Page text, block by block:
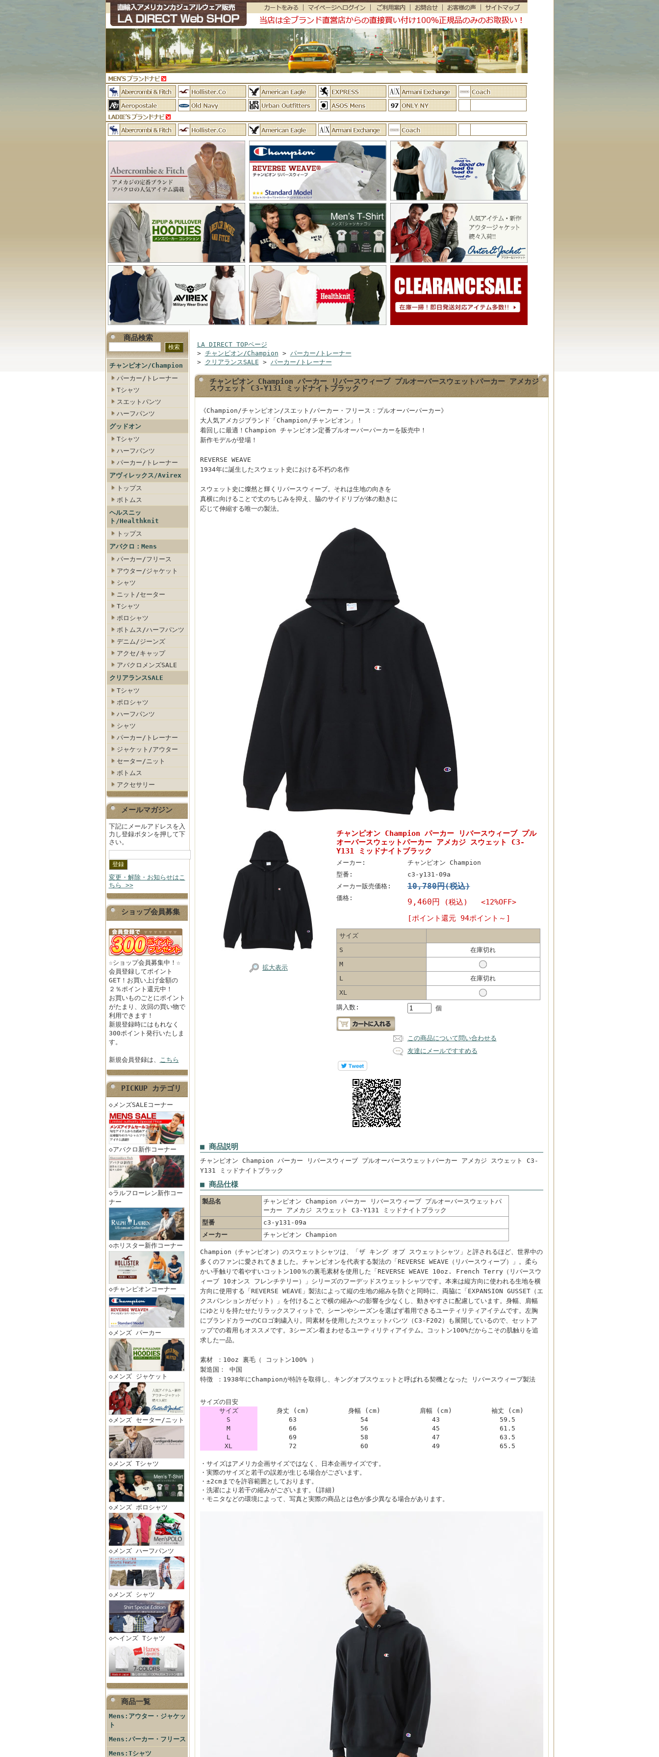
商品検索
チャンピオン/Champion
パーカー/トレーナー
Tシャツ
スエットパンツ
ハーフパンツ
グッドオン
Tシャツ
ハーフパンツ
パーカー/トレーナー
アヴィレックス/Avirex
トップス
ボトムス
ヘルスニッ
ト/Healthknit
トップス
アバクロ：Mens
パーカー/フリース
アウター/ジャケット
シャツ
ニット/セーター
Tシャツ
ポロシャツ
ボトムス/ハーフパンツ
デニム/ジーンズ
アクセ/キャップ
アバクロメンズSALE
クリアランスSALE
Tシャツ
ポロシャツ
ハーフパンツ
シャツ
パーカー/トレーナー
ジャケット/アウター
セーター/ニット
ボトムス
アクセサリー
メールマガジン
下記にメールアドレスを入
力し登録ボタンを押して下
さい。
変更・解除・お知らせはこ
ちら >>
ショップ会員募集
☆ショップ会員募集中！☆
会員登録してポイント
GET！お買い上げ金額の
２％ポイント還元中！
お買いものごとにポイント
がたまり、次回の買い物で
利用できます！
新規登録時にはもれなく
300ポイント発行いたしま
す。
新規会員登録は、 こちら
PICKUP カテゴリ
◇メンズSALEコーナー
◇アバクロ新作コーナー
◇ラルフローレン新作コー
ナー
◇ホリスター新作コーナー
◇チャンピオンコーナー
◇メンズ パーカー
◇メンズ ジャケット
◇メンズ セーター/ニット
◇メンズ Tシャツ
◇メンズ ポロシャツ
◇メンズ ハーフパンツ
◇メンズ シャツ
◇ヘインズ Tシャツ
商品一覧
Mens:アウター・ジャケッ
ト
Mens:パーカー・フリース
Mens:Tシャツ
LA DIRECT TOPページ
> チャンピオン/Champion > パーカー/トレーナー
> クリアランスSALE > パーカー/トレーナー
チャンピオン Champion パーカー リバースウィーブ プルオーバースウェットパーカー アメカジ
スウェット C3-Y131 ミッドナイトブラック
《Champion/チャンピオン/スエット/パーカー・フリース：プルオーバーパーカー》
大人気アメカジブランド「Champion/チャンピオン」！
着回しに最適！Champion チャンピオン定番プルオーバーパーカーを販売中！
新作モデルが登場！
REVERSE WEAVE
1934年に誕生したスウェット史における不朽の名作
スウェット史に燦然と輝くリバースウィーブ。それは生地の向きを
真横に向けることで丈のちじみを抑え、脇のサイドリブが体の動きに
応じて伸縮する唯一の製法。
拡大表示
チャンピオン Champion パーカー リバースウィーブ プル
オーバースウェットパーカー アメカジ スウェット C3-
Y131 ミッドナイトブラック
メーカー:
チャンピオン Champion
型番:
c3-y131-09a
メーカー販売価格:
10,780円(税込)
価格: 9,460円 (税込) <12%OFF>
[ポイント還元 94ポイント～]
サイズ
S
在庫切れ
M
L
在庫切れ
XL
購入数:
個
この商品について問い合わせる
友達にメールですすめる
■ 商品説明
チャンピオン Champion パーカー リバースウィーブ プルオーバースウェットパーカー アメカジ スウェット C3-
Y131 ミッドナイトブラック
■ 商品仕様
製品名
チャンピオン Champion パーカー リバースウィーブ プルオーバースウェットパ
ーカー アメカジ スウェット C3-Y131 ミッドナイトブラック
型番
c3-y131-09a
メーカー
チャンピオン Champion
Champion（チャンピオン）のスウェットシャツは、「ザ キング オブ スウェットシャツ」と評されるほど、世界中の
多くのファンに愛されてきました。チャンピオンを代表する製法の「REVERSE WEAVE（リバースウィーブ）」。柔ら
かい手触りで着やすいコットン100％の裏毛素材を使用した「REVERSE WEAVE 10oz. French Terry（リバースウ
ィーブ 10オンス フレンチテリー）」シリーズのフーデッドスウェットシャツです。本来は縦方向に使われる生地を横
方向に使用する「REVERSE WEAVE」製法によって縦の生地の縮みを防ぐと同時に、両脇に「EXPANSION GUSSET（エ
クスパンションガゼット）」を付けることで横の縮みへの影響を少なくし、動きやすさに配慮しています。身幅、肩幅
にゆとりを持たせたリラックスフィットで、シーンやシーズンを選ばず着用できるユーティリティアイテムです。左胸
にブランドカラーのCロゴ刺繍入り。同素材を使用したスウェットパンツ（C3-F202）も展開しているので、セットア
ップでの着用もオススメです。3シーズン着まわせるユーティリティアイテム。コットン100%だからこその肌触りを追
求した一品。
素材 ：10oz 裏毛（ コットン100% ）
製造国： 中国
特徴 ：1938年にChampionが特許を取得し、キングオブスウェットと呼ばれる契機となった リバースウィーブ製法
サイズの目安
サイズ
身丈 (cm) 身幅 (cm) 肩幅 (cm)
袖丈 (cm)
S
63 54 43
59.5
M
66 56 45
61.5
L
69 58 47
63.5
XL
72 60 49 65.5
・サイズはアメリカ企画サイズではなく、日本企画サイズです。
・実際のサイズと若干の誤差が生じる場合がございます。
・±2cmまでを許容範囲としております。
・洗濯により若干の縮みがございます。(詳細)
・モニタなどの環境によって、写真と実際の商品とは色が多少異なる場合があります。